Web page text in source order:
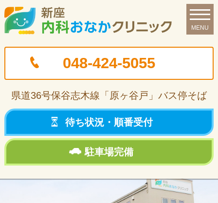
待ち状況・ 順番受付
駐車場完備
048-424-5055
県道36号保谷志木線 「原ヶ谷戸」バス停そば